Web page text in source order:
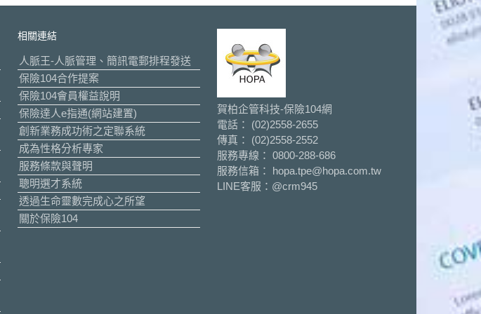
相關連結
人脈王-人脈管理、簡訊電郵排程發送
保險104合作提案
保險104會員權益說明
保險達人e指通(網站建置)
創新業務成功術之定聯系統
成為性格分析專家
服務條款與聲明
聰明選才系統
透過生命靈數完成心之所望
關於保險104
賀柏企管科技-保險104網
電話： (02)2558-2655
傳真： (02)2558-2552
服務專線： 0800-288-686
服務信箱： hopa.tpe@hopa.com.tw
LINE客服： @crm945